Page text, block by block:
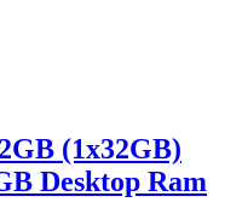
(1x32GB)
Desktop Ram